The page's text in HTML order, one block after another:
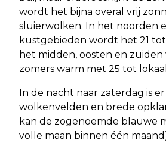
wordt het bijna overal vrij
sluierwolken. In het noorden
kustgebieden wordt het 21
het midden, oosten en
zomers warm met 25 tot
In de nacht naar zaterdag is
wolkenvelden en brede
kan de zogenoemde blauwe
volle maan binnen één